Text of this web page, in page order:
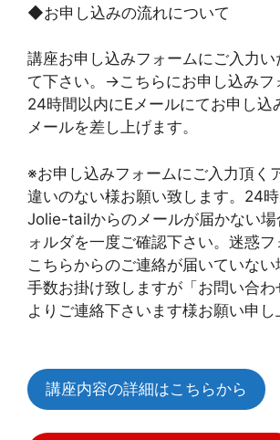
◆お申し込みの流れについて
講座お申し込みフォームにご入力い
て下さい。→こちらにお申し込みフ
24時間以内にEメールにてお申し込
メールを差し上げます。
※お申し込みフォームにご入力頂く
違いのない様お願い致します。24
Jolie-tailからのメールが届かない場
ォルダを一度ご確認下さい。迷惑フ
こちらからのご連絡が届いていな
手数お掛け致しますが「お問い合わ
よりご連絡下さいます様お願い申し
講座内容の詳細はこちらから